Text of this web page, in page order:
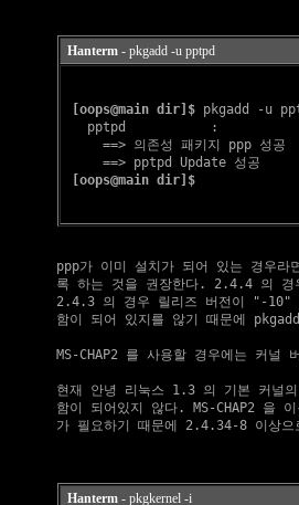
Hanterm- pkgadd -u pptpd
[oops@main dir]$ pkgadd -u
   pptpd           :
     ==> 의존성 패키지 ppp 성공
     ==> pptpd Update 성공
[oops@main dir]$
ppp가 이미 설치가 되어 있는 경우라
록 하는 것을 권장한다. 2.4.4 의
2.4.3 의 경우 릴리즈 버전이 "-10"
함이 되어 있지를 않기 때문에
MS-CHAP2 를 사용할 경우에는 커널
현재 안녕 리눅스 1.3 의 기본 커널
함이 되어있지 않다. MS-CHAP2 을 이
가 필요하기 때문에 2.4.34-8 이상으
Hanterm- pkgkernel -i